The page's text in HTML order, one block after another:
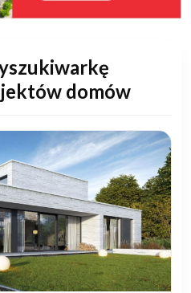
domów